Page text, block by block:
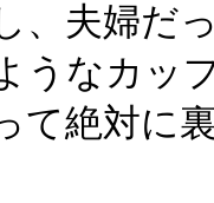
、夫婦だ
うなカッ
絶対に